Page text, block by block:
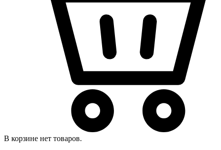
В корзине нет товаров.